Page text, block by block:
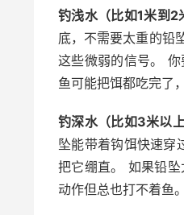
钓浅水（比如1米到2
底，不需要太重的铅
这些微弱的信号。
鱼可能把饵都吃完了
钓深水（比如3米以上
坠能带着钩饵快速穿
把它绷直。 如果铅
动作但总也打不着鱼。